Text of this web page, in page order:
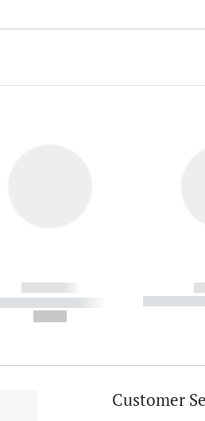
------------
-----------
-----------
Customer